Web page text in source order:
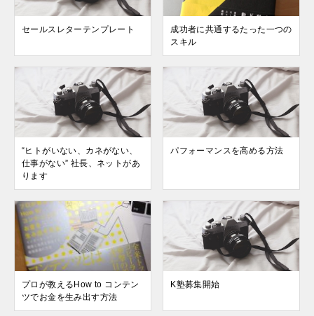
セールスレターテンプレート
成功者に共通するたった一つの
スキル
“ヒトがいない、カネがない、
仕事がない” 社長、ネットがあ
ります
パフォーマンスを高める方法
プロが教えるHow to コンテン
ツでお金を生み出す方法
K塾募集開始